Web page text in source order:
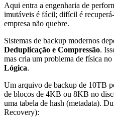
Aqui entra a engenharia de
imutáveis é fácil; difícil é
empresa não quebre.
Sistemas de backup modernos
Deduplicação e Compressão.
mas cria um problema de física
Lógica.
Um arquivo de backup de 10TB
de blocos de 4KB ou 8KB no
uma tabela de hash (metadata).
Recovery):